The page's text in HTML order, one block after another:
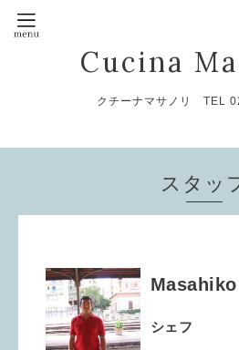
Cucina
クチーナマサノリ TEL
スタッ
シェフ